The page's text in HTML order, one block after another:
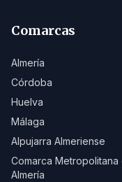
Comarcas
Almería
Córdoba
Huelva
Málaga
Alpujarra Almeriense
Comarca Metropolitana
Almería